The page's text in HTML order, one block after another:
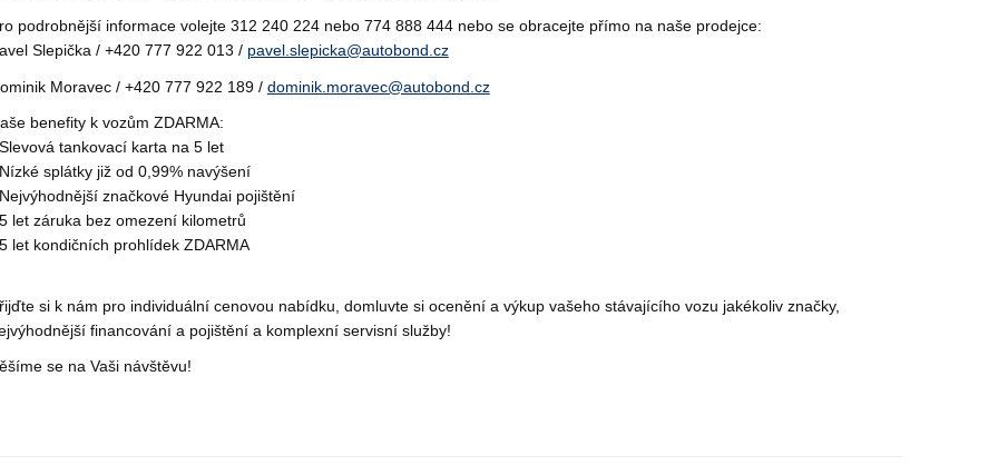
podrobnější informace volejte 312 240 224 nebo 774 888 444 nebo se obracejte přímo na naše prodejce:
Slepička / +420 777 922 013 / pavel.slepicka@autobond.cz
Moravec / +420 777 922 189 / dominik.moravec@autobond.cz
benefity k vozům ZDARMA:
tankovací karta na 5 let
splátky již od 0,99% navýšení
značkové Hyundai pojištění
let záruka bez omezení kilometrů
let kondičních prohlídek ZDARMA
si k nám pro individuální cenovou nabídku, domluvte si ocenění a výkup vašeho stávajícího vozu jakékoliv značky,
financování a pojištění a komplexní servisní služby!
se na Vaši návštěvu!